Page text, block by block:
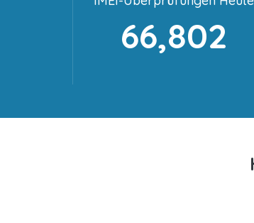
66,802